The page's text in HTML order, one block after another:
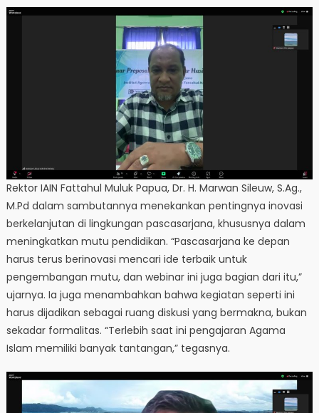
Rektor IAIN Fattahul Muluk Papua, Dr. H. Marwan Sileuw, S.Ag.,
M.Pd dalam sambutannya menekankan pentingnya inovasi
berkelanjutan di lingkungan pascasarjana, khususnya dalam
meningkatkan mutu pendidikan. “Pascasarjana ke depan
harus terus berinovasi mencari ide terbaik untuk
pengembangan mutu, dan webinar ini juga bagian dari itu,”
ujarnya. Ia juga menambahkan bahwa kegiatan seperti ini
harus dijadikan sebagai ruang diskusi yang bermakna, bukan
sekadar formalitas. “Terlebih saat ini pengajaran Agama
Islam memiliki banyak tantangan,” tegasnya.